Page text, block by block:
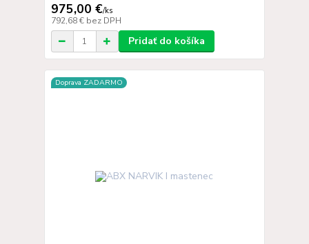
975,00 €/ks
792,68 € bez DPH
Pridať do košíka
Doprava ZADARMO